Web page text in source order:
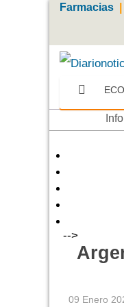
Farmacias
-->
09 Enero